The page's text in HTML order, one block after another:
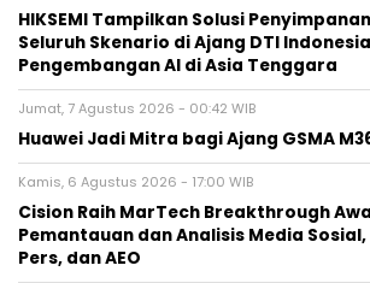
HIKSEMI Tampilkan Solusi
Seluruh Skenario di Ajang DTI
Pengembangan AI di Asia Tenggara
Jumat, 7 Agustus 2026 - 00:42 WIB
Huawei Jadi Mitra bagi Ajang GSMA
Kamis, 6 Agustus 2026 - 17:00 WIB
Cision Raih MarTech Breakthrough
Pemantauan dan Analisis Media
Pers, dan AEO